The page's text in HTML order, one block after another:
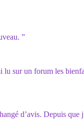
”
lu sur un forum les
d’avis. Depuis